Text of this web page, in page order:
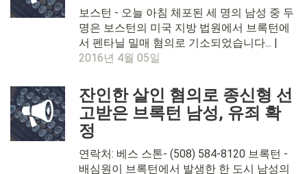
보스턴 - 오늘 아침 체포된 세 명의 남성 중 두
명은 보스턴의 미국 지방 법원에서 브록턴에
서 펜타닐 밀매 혐의로 기소되었습니다... |
2016년 4월 05일
잔인한 살인 혐의로 종신형 선
고받은 브록턴 남성, 유죄 확
정
연락처: 베스 스톤- (508) 584-8120 브록턴 -
배심원이 브록턴에서 발생한 한 도시 남성의